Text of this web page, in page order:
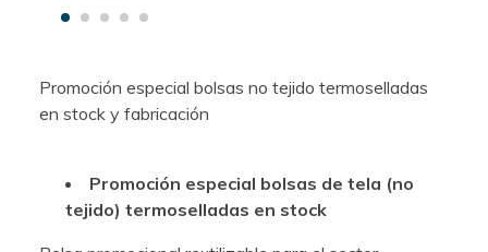
Promoción especial bolsas no tejido termoselladas
en stock y fabricación
Promoción especial bolsas de tela (no
tejido) termoselladas en stock